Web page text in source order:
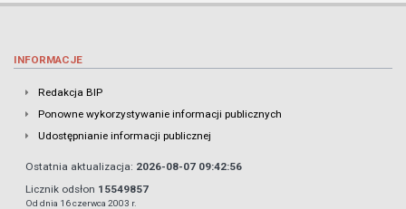
INFORMACJE
Redakcja BIP
Ponowne wykorzystywanie informacji publicznych
Udostępnianie informacji publicznej
Ostatnia aktualizacja: 2026-08-07 09:42:56
Licznik odsłon 15549857
Od dnia 16 czerwca 2003 r.